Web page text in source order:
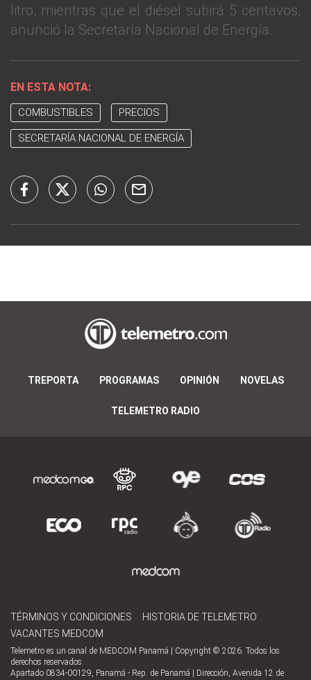
litro, mientras que el diésel subirá 5 centavos,
anunció la Secretaría Nacional de Energía.
EN ESTA NOTA:
COMBUSTIBLES PRECIOS
SECRETARÍA NACIONAL DE ENERGÍA
TREPORTA PROGRAMAS OPINIÓN NOVELAS
TELEMETRO RADIO
TÉRMINOS Y CONDICIONES
HISTORIA DE TELEMETRO
VACANTES MEDCOM
Telemetro es un canal de MEDCOM Panamá | Copyright © 2026. Todos los
derechos reservados.
Apartado 0834-00129, Panamá - Rep. de Panamá | Dirección, Avenida 12 de